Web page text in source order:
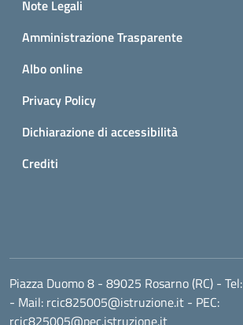
Note Legali
Amministrazione Trasparente
Albo online
Privacy Policy
Dichiarazione di accessibilità
Crediti
Piazza Duomo 8 - 89025 Rosarno (RC) - Tel:
- Mail: rcic825005@istruzione.it - PEC:
rcic825005@pec.istruzione.it